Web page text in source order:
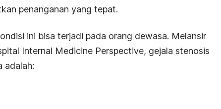
penanganan yang tepat.
ini bisa terjadi pada orang dewasa. Melansir
Internal Medicine Perspective, gejala stenosis
adalah: